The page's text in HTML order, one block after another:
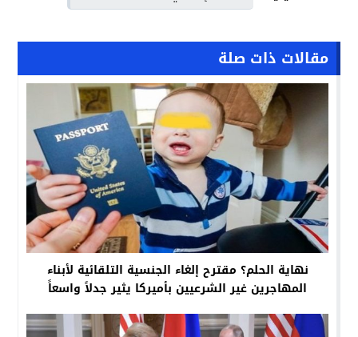
مقالات ذات صلة
نهاية الحلم؟ مقترح إلغاء الجنسية التلقائية لأبناء
المهاجرين غير الشرعيين بأميركا يثير جدلاً واسعاً